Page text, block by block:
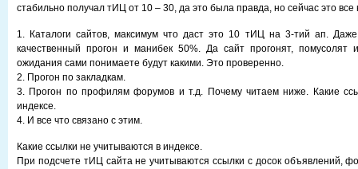
стабильно получал тИЦ от 10 – 30, да это была правда, но сейчас это все
1. Каталоги сайтов, максимум что даст это 10 тИЦ на 3-тий ап.
качественный прогон и манибек 50%. Да сайт прогонят,
ожидания сами понимаете будут какими. Это проверенно.
2. Прогон по закладкам.
3. Прогон по профилям форумов и т.д. Почему читаем ниже. Какие
индексе.
4. И все что связано с этим.
Какие ссылки не учитываются в индексе.
При подсчете тИЦ сайта не учитываются ссылки с досок объявлений,